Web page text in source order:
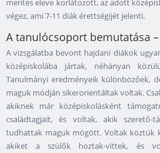
merítés eleve korlátozott, az adott
végez, ami 7-11 diák érettségijét jelenti.
A tanulócsoport bemutatása
A vizsgálatba bevont hajdani diákok
középiskolába jártak, néhányan
Tanulmányi eredményeik különbözőek,
maguk módján sikerorientáltak voltak.
akiknek már középiskolásként
családtagjait, és voltak, akik szerető-
tudhattak maguk mögött. Voltak köztük
akiket a szülők hoztak-vittek, és